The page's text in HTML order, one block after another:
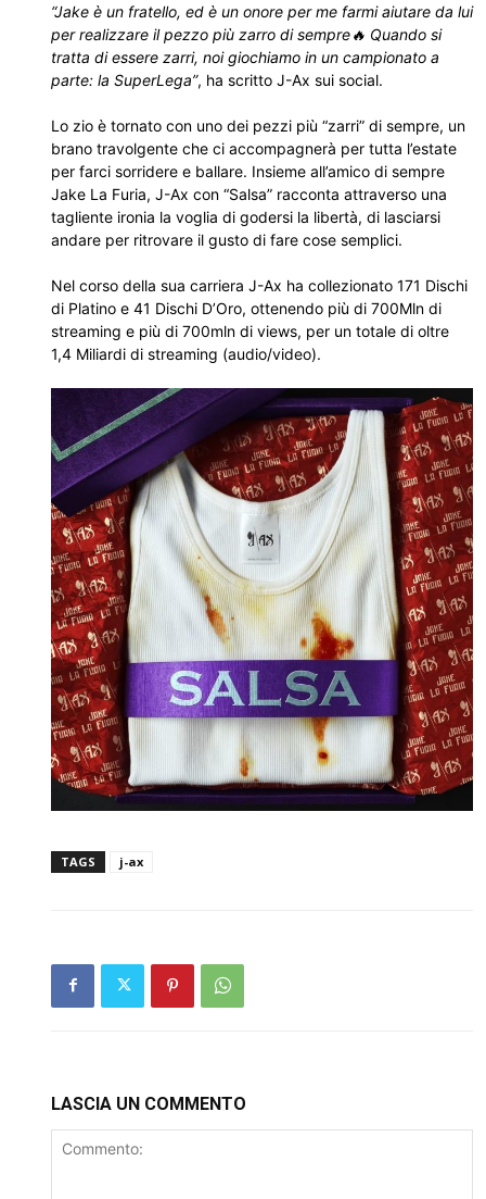
“Jake è un fratello, ed è un onore per me farmi aiutare da lui
per realizzare il pezzo più zarro di sempre🔥 Quando si
tratta di essere zarri, noi giochiamo in un campionato a
parte: la SuperLega”, ha scritto J-Ax sui social.
Lo zio è tornato con uno dei pezzi più “zarri” di sempre, un
brano travolgente che ci accompagnerà per tutta l’estate
per farci sorridere e ballare. Insieme all’amico di sempre
Jake La Furia, J-Ax con “Salsa” racconta attraverso una
tagliente ironia la voglia di godersi la libertà, di lasciarsi
andare per ritrovare il gusto di fare cose semplici.
Nel corso della sua carriera J-Ax ha collezionato 171 Dischi
di Platino e 41 Dischi D’Oro, ottenendo più di 700Mln di
streaming e più di 700mln di views, per un totale di oltre
1,4 Miliardi di streaming (audio/video).
TAGS j-ax
LASCIA UN COMMENTO